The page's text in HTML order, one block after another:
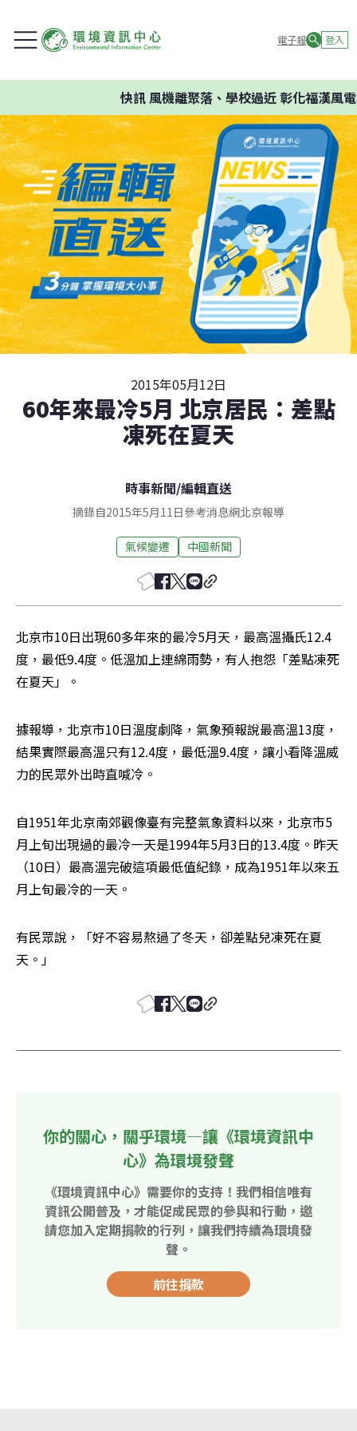
電子報 登入
快訊風機離聚落、學校過近 彰化福漢風電
2015年05月12日
60年來最冷5月 北京居民：差點
凍死在夏天
時事新聞/編輯直送
摘錄自2015年5月11日參考消息網北京報導
氣候變遷 中國新聞
北京市10日出現60多年來的最冷5月天，最高溫攝氏12.4
度，最低9.4度。低溫加上連綿雨勢，有人抱怨「差點凍死
在夏天」。
據報導，北京市10日溫度劇降，氣象預報說最高溫13度，
結果實際最高溫只有12.4度，最低溫9.4度，讓小看降溫威
力的民眾外出時直喊冷。
自1951年北京南郊觀像臺有完整氣象資料以來，北京市5
月上旬出現過的最冷一天是1994年5月3日的13.4度。昨天
（10日）最高溫完破這項最低值紀錄，成為1951年以來五
月上旬最冷的一天。
有民眾說，「好不容易熬過了冬天，卻差點兒凍死在夏
天。」
你的關心，關乎環境—讓《環境資訊中
心》為環境發聲
《環境資訊中心》需要你的支持！我們相信唯有
資訊公開普及，才能促成民眾的參與和行動，邀
請您加入定期捐款的行列，讓我們持續為環境發
聲。
前往捐款